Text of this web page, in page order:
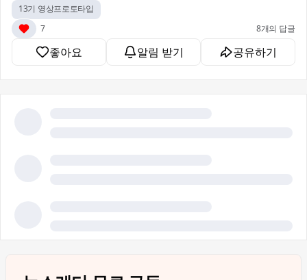
13기 영상프로토타입
7
8개의 답글
좋아요 알림 받기 공유하기